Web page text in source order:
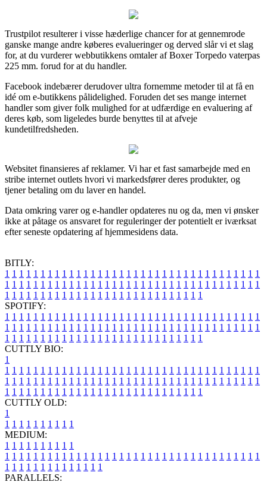
Trustpilot resulterer i visse hæderlige chancer for at gennemrode
ganske mange andre køberes evalueringer og derved slår vi et slag
for, at du vurderer webbutikkens omtaler af Boxer Torpedo vaterpas
225 mm. forud for at du handler.
Facebook indebærer derudover ultra fornemme metoder til at få en
idé om e-butikkens pålidelighed. Foruden det ses mange internet
handler som giver folk mulighed for at udfærdige en evaluering af
deres køb, som ligeledes burde benyttes til at afveje
kundetilfredsheden.
Websitet finansieres af reklamer. Vi har et fast samarbejde med en
stribe internet outlets hvori vi markedsfører deres produkter, og
tjener betaling om du laver en handel.
Data omkring varer og e-handler opdateres nu og da, men vi ønsker
ikke at påtage os ansvaret for reguleringer der potentielt er iværksat
efter seneste opdatering af hjemmesidens data.
BITLY:
1 1 1 1 1 1 1 1 1 1 1 1 1 1 1 1 1 1 1 1 1 1 1 1 1 1 1 1 1 1 1 1 1 1 1 1
1 1 1 1 1 1 1 1 1 1 1 1 1 1 1 1 1 1 1 1 1 1 1 1 1 1 1 1 1 1 1 1 1 1 1 1
1 1 1 1 1 1 1 1 1 1 1 1 1 1 1 1 1 1 1 1 1 1 1 1 1 1 1 1
SPOTIFY:
1 1 1 1 1 1 1 1 1 1 1 1 1 1 1 1 1 1 1 1 1 1 1 1 1 1 1 1 1 1 1 1 1 1 1 1
1 1 1 1 1 1 1 1 1 1 1 1 1 1 1 1 1 1 1 1 1 1 1 1 1 1 1 1 1 1 1 1 1 1 1 1
1 1 1 1 1 1 1 1 1 1 1 1 1 1 1 1 1 1 1 1 1 1 1 1 1 1 1 1
CUTTLY BIO:
1
1 1 1 1 1 1 1 1 1 1 1 1 1 1 1 1 1 1 1 1 1 1 1 1 1 1 1 1 1 1 1 1 1 1 1 1
1 1 1 1 1 1 1 1 1 1 1 1 1 1 1 1 1 1 1 1 1 1 1 1 1 1 1 1 1 1 1 1 1 1 1 1
1 1 1 1 1 1 1 1 1 1 1 1 1 1 1 1 1 1 1 1 1 1 1 1 1 1 1 1
CUTTLY OLD:
1
1 1 1 1 1 1 1 1 1 1
MEDIUM:
1 1 1 1 1 1 1 1 1 1
1 1 1 1 1 1 1 1 1 1 1 1 1 1 1 1 1 1 1 1 1 1 1 1 1 1 1 1 1 1 1 1 1 1 1 1
1 1 1 1 1 1 1 1 1 1 1 1 1 1
PARALLELS: